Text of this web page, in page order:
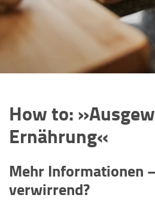
How to:
Ernährung«
Mehr Informationen
verwirrend?